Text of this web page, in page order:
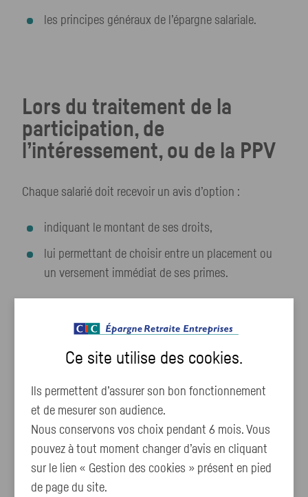
les principes généraux de l’épargne salariale.
Lors du traitement de la
participation, de
l’intéressement, ou de la PPV
Chaque salarié doit recevoir un avis d’option :
indiquant le montant de ses droits,
lui permettant de choisir entre un placement ou
un versement immédiat de ses primes.
En cas de départ d’un salarié
rappeler au salarié qu’il détient de l’épargne
salariale et retraite,
indiquer la date de départ du salarié dans l’espace
Ce site utilise des cookies.
Ils permettent d’assurer son bon fonctionnement
et de mesurer son audience.
Nous conservons vos choix pendant 6 mois. Vous
pouvez à tout moment changer d’avis en cliquant
sur le lien « Gestion des cookies » présent en pied
de page du site.